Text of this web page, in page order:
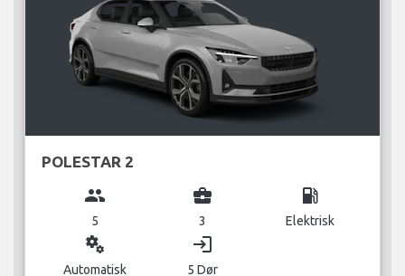
POLESTAR 2
group
5
business_center
3
local_gas_station
Elektrisk
miscellaneous_services
Automatisk
login
5 Dør